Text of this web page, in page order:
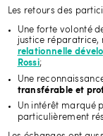
Les retours des
Une forte volonté
justice réparatrice,
relationnelle
Rossi ;
Une
transférable et
Un intérêt marqué
particulièrement